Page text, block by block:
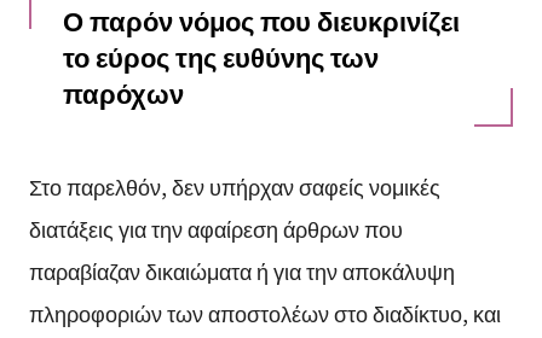
Ο παρόν νόμος που διευκρινίζει
το εύρος της ευθύνης των
παρόχων
Στο παρελθόν, δεν υπήρχαν σαφείς νομικές
διατάξεις για την αφαίρεση άρθρων που
παραβίαζαν δικαιώματα ή για την αποκάλυψη
πληροφοριών των αποστολέων στο διαδίκτυο, και